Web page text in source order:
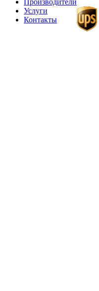
Производители
Услуги
Контакты